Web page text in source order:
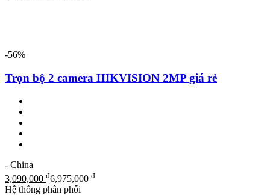
-56%
Trọn bộ 2 camera HIKVISION 2MP giá rẻ
- China
3,090,000 ₫6,975,000₫
Hệ thống phân phối